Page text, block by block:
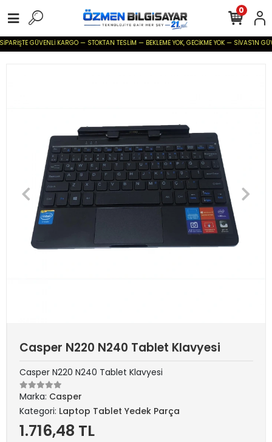
GÜVENLİ KARGO — STOKTAN TESLİM — BEKLEME YOK, GECİKME YOK — SİVAS'IN
0
Casper N220 N240 Tablet Klavyesi
Casper N220 N240 Tablet Klavyesi
Marka: Casper
Kategori: Laptop Tablet Yedek Parça
1.716,48 TL